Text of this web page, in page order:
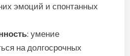
эмоций и спонтанных
: умение
на долгосрочных